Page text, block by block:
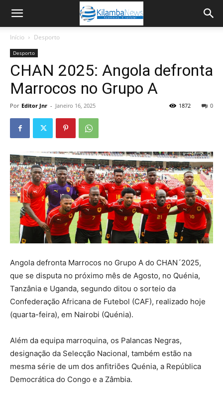
Início Desporto
Desporto
CHAN 2025: Angola defronta
Marrocos no Grupo A
Por Editor Jnr - Janeiro 16, 2025 0
1872
Angola defronta Marrocos no Grupo A do CHAN´2025,
que se disputa no próximo mês de Agosto, no Quénia,
Tanzânia e Uganda, segundo ditou o sorteio da
Confederação Africana de Futebol (CAF), realizado hoje
(quarta-feira), em Nairobi (Quénia).
Além da equipa marroquina, os Palancas Negras,
designação da Selecção Nacional, também estão na
mesma série de um dos anfitriões Quénia, a República
Democrática do Congo e a Zâmbia.